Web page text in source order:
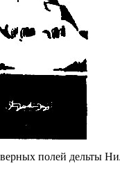
полей дельты